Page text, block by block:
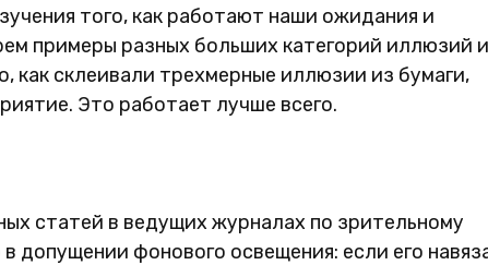
того, как работают наши ожидания и
примеры разных больших категорий иллюзий и
как склеивали трехмерные иллюзии из бумаги,
Это работает лучше всего.
статей в ведущих журналах по зрительному
допущении фонового освещения: если его